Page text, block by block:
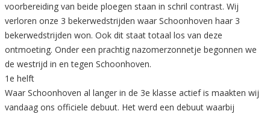
voorbereiding van beide ploegen staan in schril contrast. Wij
verloren onze 3 bekerwedstrijden waar Schoonhoven haar 3
bekerwedstrijden won. Ook dit staat totaal los van deze
ontmoeting. Onder een prachtig nazomerzonnetje begonnen we
de westrijd in en tegen Schoonhoven.
1e helft
Waar Schoonhoven al langer in de 3e klasse actief is maakten wij
vandaag ons officiele debuut. Het werd een debuut waarbij